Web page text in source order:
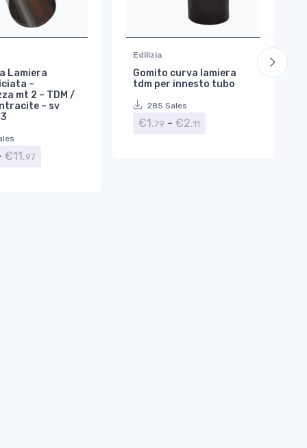
Lamiera
–
mt 2 – TDM /
– sv
€11.97
Edilizia
Gomito curva lamiera
tdm per innesto tubo
285 Sales
€1.79 - €2.11